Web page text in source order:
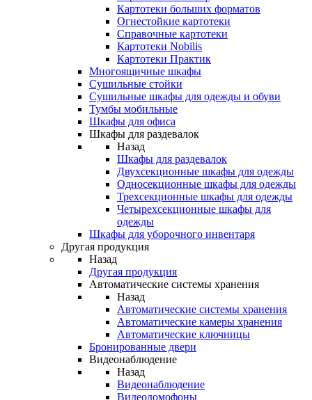
Картотеки больших форматов
Огнестойкие картотеки
Справочные картотеки
Картотеки Nobilis
Картотеки Практик
Многоящичные шкафы
Сушильные стойки
Сушильные шкафы для одежды и обуви
Тумбы мобильные
Шкафы для офиса
Шкафы для раздевалок
Назад
Шкафы для раздевалок
Двухсекционные шкафы для одежды
Односекционные шкафы для одежды
Трехсекционные шкафы для одежды
Четырехсекционные шкафы для
одежды
Шкафы для уборочного инвентаря
Другая продукция
Назад
Другая продукция
Автоматические системы хранения
Назад
Автоматические системы хранения
Автоматические камеры хранения
Автоматические ключницы
Бронированные двери
Видеонаблюдение
Назад
Видеонаблюдение
Видеодомофоны